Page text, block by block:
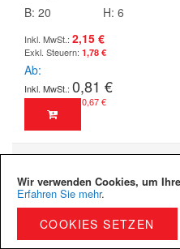
Wir verwenden Cookies, um
Erfahren Sie mehr.
COOKIES SETZEN
B: 20
H: 6
2,15 €
1,78 €
Ab
0,81 €
0,67 €
B: 20
H: 8
2,55 €
2,11 €
Ab